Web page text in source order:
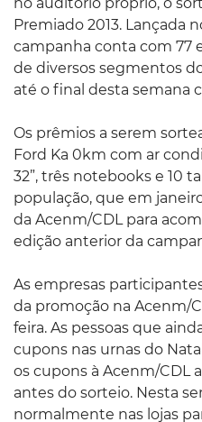
Premiado 2013. Lançada
campanha conta com 77
de diversos segmentos
até o final desta semana
Os prêmios a serem
Ford Ka 0km com ar
32”, três notebooks e 10
população, que em
da Acenm/CDL para
edição anterior da
As empresas
da promoção na Acenm/
feira. As pessoas que
cupons nas urnas do
os cupons à Acenm/CDL
antes do sorteio. Nesta
normalmente nas lojas